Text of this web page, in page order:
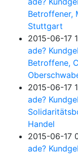
Betroffener,
Stuttgart
2015-06-17
ade?
Betroffene,
2015-06-17
ade?
Handel
2015-06-17
ade?